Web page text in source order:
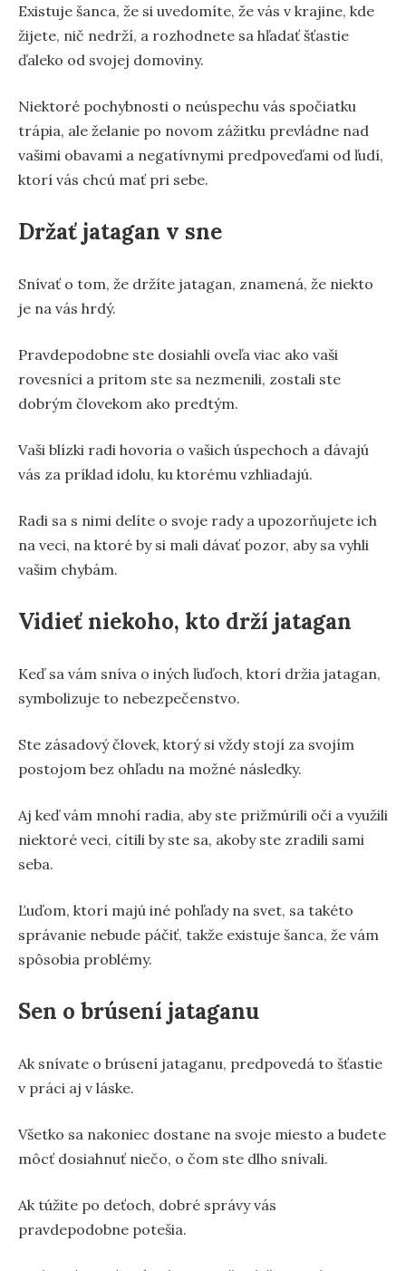
Existuje šanca, že si uvedomíte, že vás v krajine, kde
žijete, nič nedrží, a rozhodnete sa hľadať šťastie
ďaleko od svojej domoviny.
Niektoré pochybnosti o neúspechu vás spočiatku
trápia, ale želanie po novom zážitku prevládne nad
vašimi obavami a negatívnymi predpoveďami od ľudí,
ktorí vás chcú mať pri sebe.
Držať jatagan v sne
Snívať o tom, že držíte jatagan, znamená, že niekto
je na vás hrdý.
Pravdepodobne ste dosiahli oveľa viac ako vaši
rovesníci a pritom ste sa nezmenili, zostali ste
dobrým človekom ako predtým.
Vaši blízki radi hovoria o vašich úspechoch a dávajú
vás za príklad idolu, ku ktorému vzhliadajú.
Radi sa s nimi delíte o svoje rady a upozorňujete ich
na veci, na ktoré by si mali dávať pozor, aby sa vyhli
vašim chybám.
Vidieť niekoho, kto drží jatagan
Keď sa vám sníva o iných ľuďoch, ktorí držia jatagan,
symbolizuje to nebezpečenstvo.
Ste zásadový človek, ktorý si vždy stojí za svojím
postojom bez ohľadu na možné následky.
Aj keď vám mnohí radia, aby ste prižmúrili oči a využili
niektoré veci, cítili by ste sa, akoby ste zradili sami
seba.
Ľuďom, ktorí majú iné pohľady na svet, sa takéto
správanie nebude páčiť, takže existuje šanca, že vám
spôsobia problémy.
Sen o brúsení jataganu
Ak snívate o brúsení jataganu, predpovedá to šťastie
v práci aj v láske.
Všetko sa nakoniec dostane na svoje miesto a budete
môcť dosiahnuť niečo, o čom ste dlho snívali.
Ak túžite po deťoch, dobré správy vás
pravdepodobne potešia.